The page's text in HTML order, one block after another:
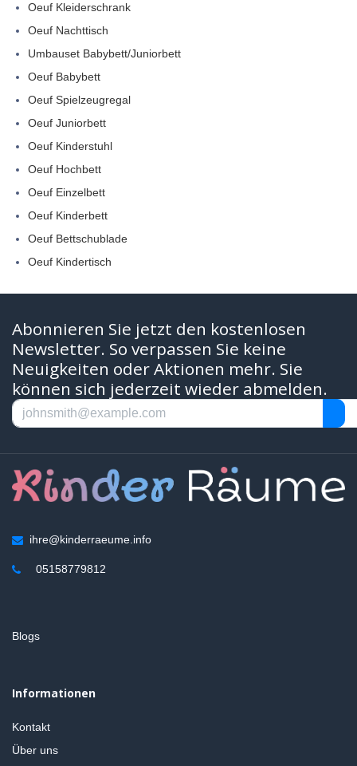
Oeuf Kleiderschrank
Oeuf Nachttisch
Umbauset Babybett/Juniorbett
Oeuf Babybett
Oeuf Spielzeugregal
Oeuf Juniorbett
Oeuf Kinderstuhl
Oeuf Hochbett
Oeuf Einzelbett
Oeuf Kinderbett
Oeuf Bettschublade
Oeuf Kindertisch
Abonnieren Sie jetzt den kostenlosen
Newsletter. So verpassen Sie keine
Neuigkeiten oder Aktionen mehr. Sie
können sich jederzeit wieder abmelden.
ihre@kinderraeume.info
05158779812
Blogs
Informationen
Kontakt
Über uns